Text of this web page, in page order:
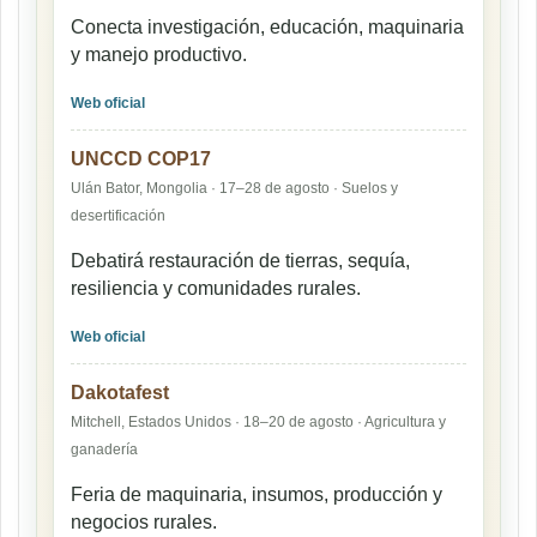
Conecta investigación, educación, maquinaria
y manejo productivo.
Web oficial
UNCCD COP17
Ulán Bator, Mongolia · 17–28 de agosto · Suelos y
desertificación
Debatirá restauración de tierras, sequía,
resiliencia y comunidades rurales.
Web oficial
Dakotafest
Mitchell, Estados Unidos · 18–20 de agosto · Agricultura y
ganadería
Feria de maquinaria, insumos, producción y
negocios rurales.